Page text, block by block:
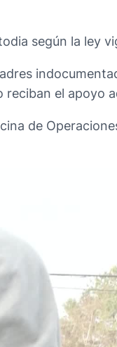
según la ley
el apoyo
de